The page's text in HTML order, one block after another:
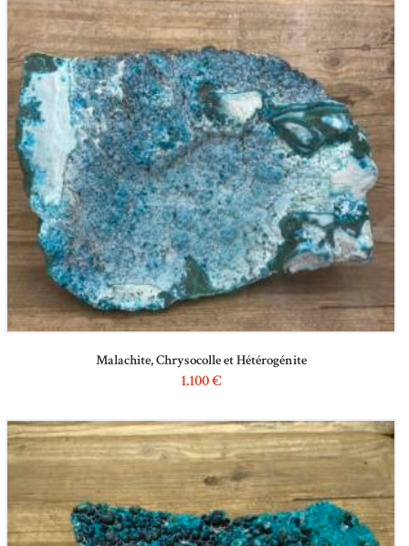
Malachite, Chrysocolle et Hétérogénite
1.100€